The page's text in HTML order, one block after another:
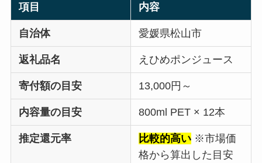
項目 内容
自治体 愛媛県松山市
返礼品名 えひめポンジュース
寄付額の目安 13,000円～
内容量の目安 800ml PET × 12本
推定還元率 比較的高い ※市場価
格から算出した目安